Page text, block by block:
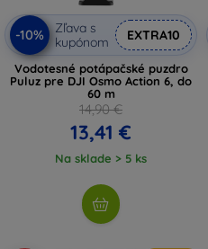
-10%
Zľava s
kupónom
EXTRA10
Vodotesné potápačské puzdro
Puluz pre DJI Osmo Action 6, do
60 m
14,90 €
13,41 €
Na sklade > 5 ks